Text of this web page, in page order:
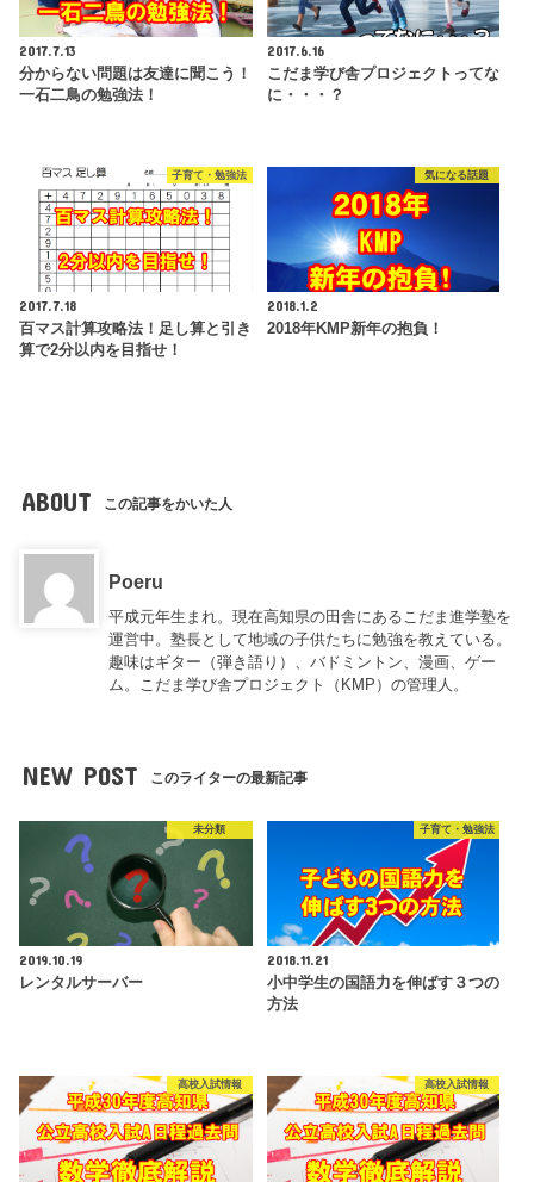
2017.7.13
分からない問題は友達に聞こう！
一石二鳥の勉強法！
2017.6.16
こだま学び舎プロジェクトってな
に・・・？
子育て・勉強法
2017.7.18
百マス計算攻略法！足し算と引き
算で2分以内を目指せ！
気になる話題
2018.1.2
2018年KMP新年の抱負！
ABOUT この記事をかいた人
Poeru
平成元年生まれ。現在高知県の田舎にあるこだま進学塾を
運営中。塾長として地域の子供たちに勉強を教えている。
趣味はギター（弾き語り）、バドミントン、漫画、ゲー
ム。こだま学び舎プロジェクト（KMP）の管理人。
NEW POST このライターの最新記事
未分類
2019.10.19
レンタルサーバー
子育て・勉強法
2018.11.21
小中学生の国語力を伸ばす３つの
方法
高校入試情報 高校入試情報